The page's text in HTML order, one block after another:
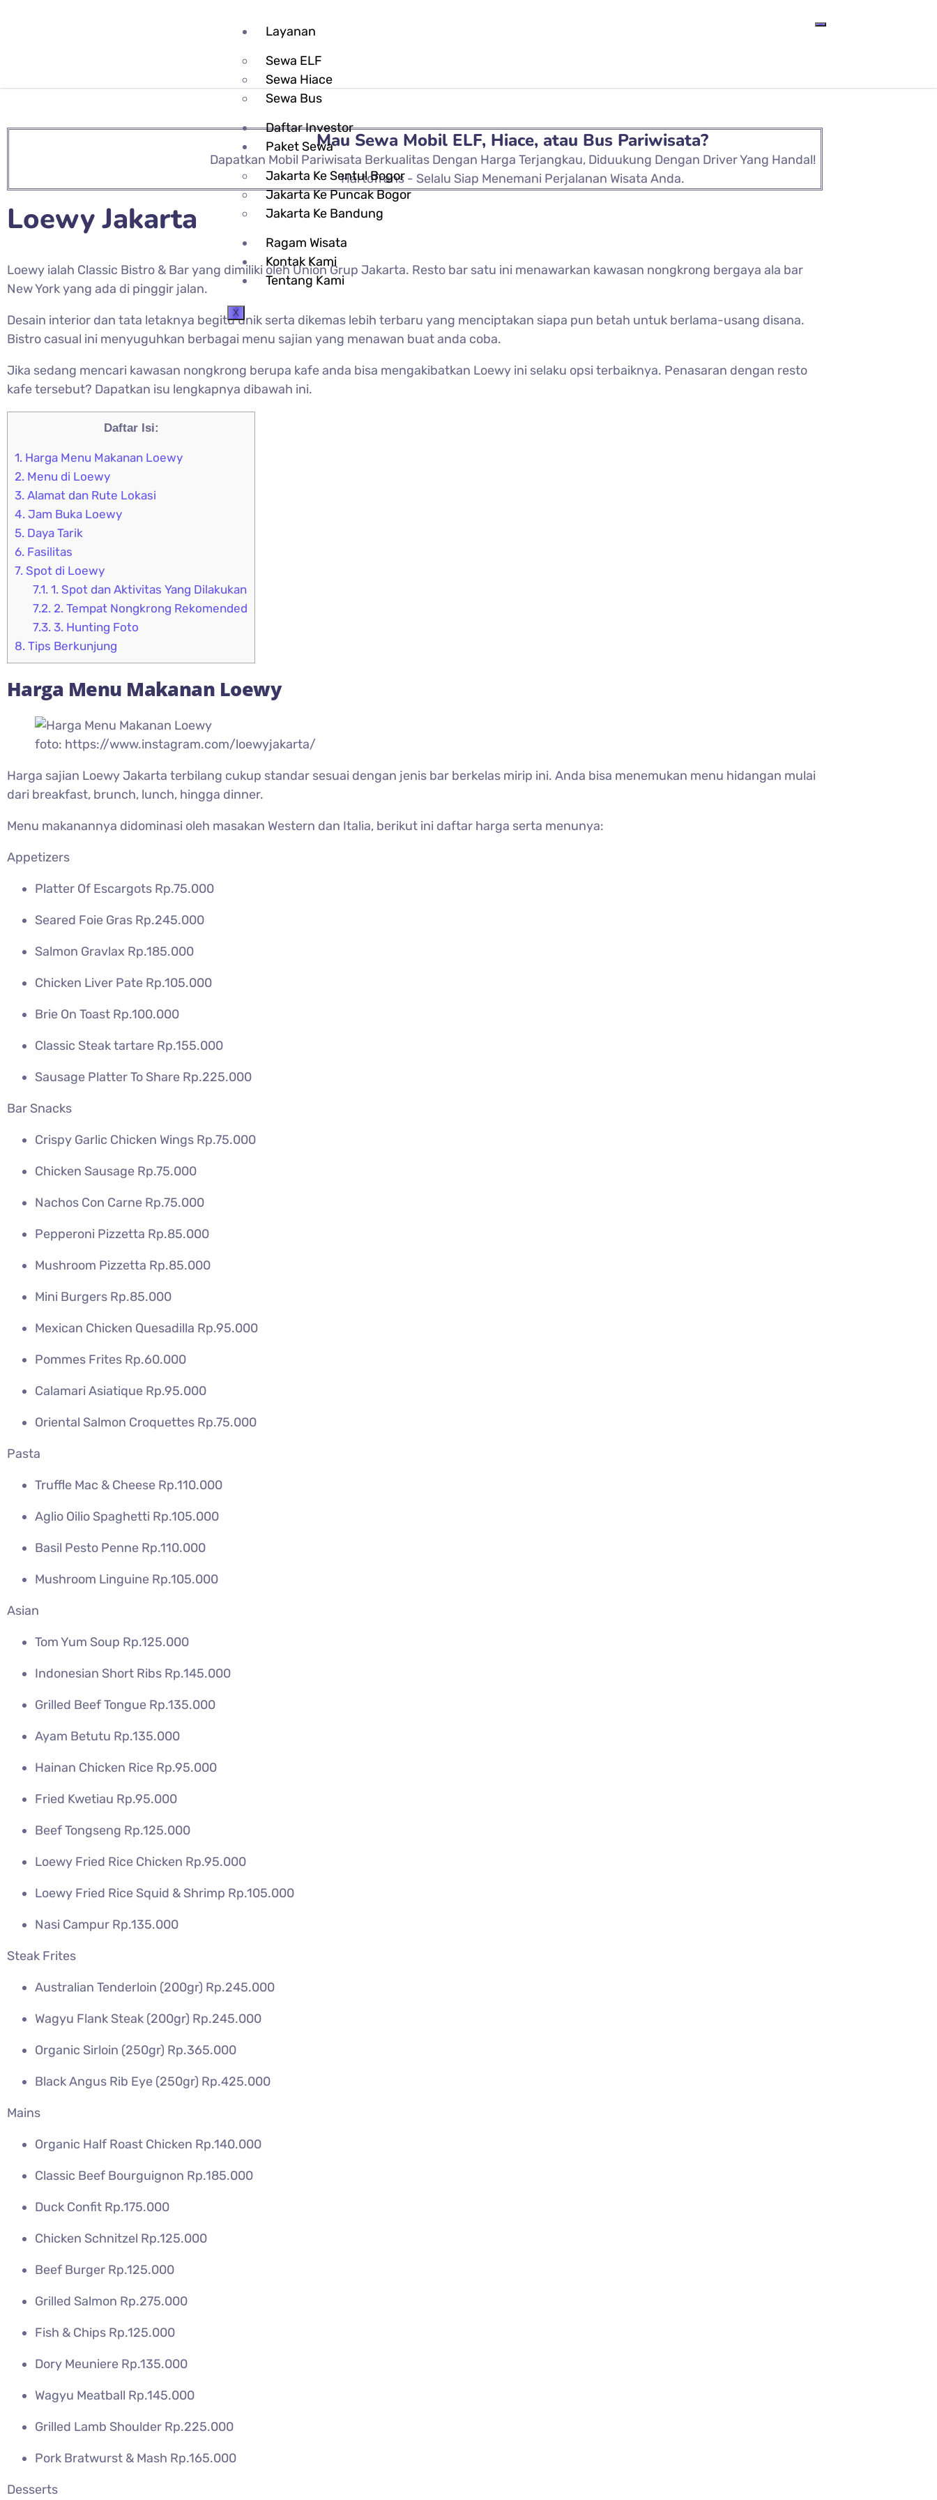
Layanan
Sewa ELF
Sewa Hiace
Sewa Bus
Daftar Investor
Paket Sewa
Jakarta Ke Sentul Bogor
Jakarta Ke Puncak Bogor
Jakarta Ke Bandung
Ragam Wisata
Kontak Kami
Tentang Kami
X
Mau Sewa Mobil ELF, Hiace, atau Bus Pariwisata?
Dapatkan Mobil Pariwisata Berkualitas Dengan Harga Terjangkau, Diduukung Dengan Driver Yang Handal!
HartoTrans - Selalu Siap Menemani Perjalanan Wisata Anda.
Loewy Jakarta
Loewy ialah Classic Bistro & Bar yang dimiliki oleh Union Grup Jakarta. Resto bar satu ini menawarkan kawasan nongkrong bergaya ala bar
New York yang ada di pinggir jalan.
Desain interior dan tata letaknya begitu unik serta dikemas lebih terbaru yang menciptakan siapa pun betah untuk berlama-usang disana.
Bistro casual ini menyuguhkan berbagai menu sajian yang menawan buat anda coba.
Jika sedang mencari kawasan nongkrong berupa kafe anda bisa mengakibatkan Loewy ini selaku opsi terbaiknya. Penasaran dengan resto
kafe tersebut? Dapatkan isu lengkapnya dibawah ini.
Daftar Isi:
1. Harga Menu Makanan Loewy
2. Menu di Loewy
3. Alamat dan Rute Lokasi
4. Jam Buka Loewy
5. Daya Tarik
6. Fasilitas
7. Spot di Loewy
7.1.1. Spot dan Aktivitas Yang Dilakukan
7.2.2. Tempat Nongkrong Rekomended
7.3.3. Hunting Foto
8. Tips Berkunjung
Harga Menu Makanan Loewy
foto: https://www.instagram.com/loewyjakarta/
Harga sajian Loewy Jakarta terbilang cukup standar sesuai dengan jenis bar berkelas mirip ini. Anda bisa menemukan menu hidangan mulai
dari breakfast, brunch, lunch, hingga dinner.
Menu makanannya didominasi oleh masakan Western dan Italia, berikut ini daftar harga serta menunya:
Appetizers
Platter Of Escargots Rp.75.000
Seared Foie Gras Rp.245.000
Salmon Gravlax Rp.185.000
Chicken Liver Pate Rp.105.000
Brie On Toast Rp.100.000
Classic Steak tartare Rp.155.000
Sausage Platter To Share Rp.225.000
Bar Snacks
Crispy Garlic Chicken Wings Rp.75.000
Chicken Sausage Rp.75.000
Nachos Con Carne Rp.75.000
Pepperoni Pizzetta Rp.85.000
Mushroom Pizzetta Rp.85.000
Mini Burgers Rp.85.000
Mexican Chicken Quesadilla Rp.95.000
Pommes Frites Rp.60.000
Calamari Asiatique Rp.95.000
Oriental Salmon Croquettes Rp.75.000
Pasta
Truffle Mac & Cheese Rp.110.000
Aglio Oilio Spaghetti Rp.105.000
Basil Pesto Penne Rp.110.000
Mushroom Linguine Rp.105.000
Asian
Tom Yum Soup Rp.125.000
Indonesian Short Ribs Rp.145.000
Grilled Beef Tongue Rp.135.000
Ayam Betutu Rp.135.000
Hainan Chicken Rice Rp.95.000
Fried Kwetiau Rp.95.000
Beef Tongseng Rp.125.000
Loewy Fried Rice Chicken Rp.95.000
Loewy Fried Rice Squid & Shrimp Rp.105.000
Nasi Campur Rp.135.000
Steak Frites
Australian Tenderloin (200gr) Rp.245.000
Wagyu Flank Steak (200gr) Rp.245.000
Organic Sirloin (250gr) Rp.365.000
Black Angus Rib Eye (250gr) Rp.425.000
Mains
Organic Half Roast Chicken Rp.140.000
Classic Beef Bourguignon Rp.185.000
Duck Confit Rp.175.000
Chicken Schnitzel Rp.125.000
Beef Burger Rp.125.000
Grilled Salmon Rp.275.000
Fish & Chips Rp.125.000
Dory Meuniere Rp.135.000
Wagyu Meatball Rp.145.000
Grilled Lamb Shoulder Rp.225.000
Pork Bratwurst & Mash Rp.165.000
Desserts